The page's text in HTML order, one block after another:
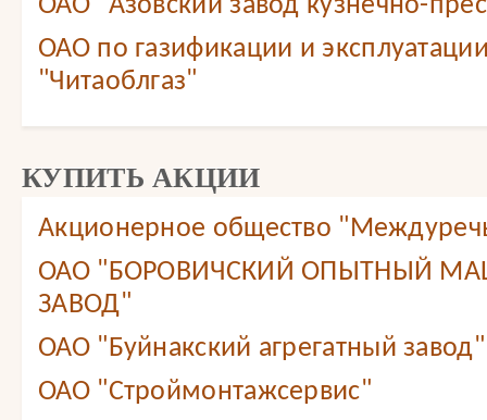
ОАО "Азовский завод кузнечно-
ОАО по газификации и эксплуатации
"Читаоблгаз"
КУПИТЬ АКЦИИ
Акционерное общество
ОАО "БОРОВИЧСКИЙ ОПЫТНЫЙ
ЗАВОД"
ОАО "Буйнакский агрегатный завод"
ОАО "Строймонтажсервис"